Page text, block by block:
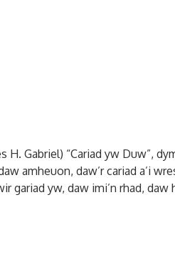
Gabriel) “Cariad yw Duw”,
amheuon, daw’r cariad a’i
gariad yw, daw imi’n rhad, daw